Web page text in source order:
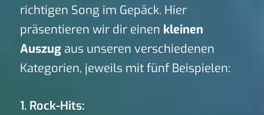
richtigen Song im Gepäck. Hier
präsentieren wir dir einen kleinen
Auszugaus unseren verschiedenen
Kategorien, jeweils mit fünf Beispielen:
1. Rock-Hits: